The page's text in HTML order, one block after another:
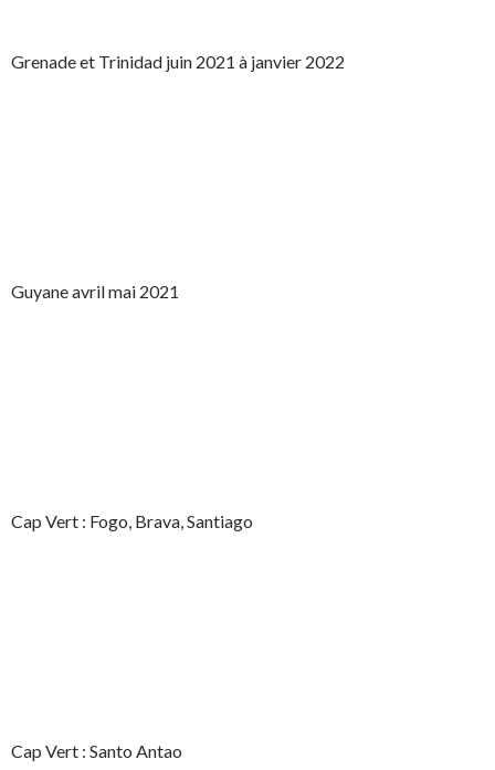
Grenade et Trinidad juin 2021 à janvier 2022
Guyane avril mai 2021
Cap Vert : Fogo, Brava, Santiago
Cap Vert : Santo Antao